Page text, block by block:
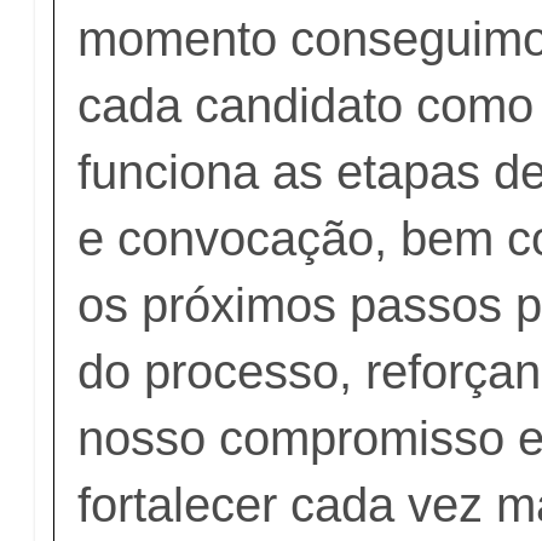
momento
cada candidato
funciona as etapas
e convocação, bem
os próximos passos
do processo,
nosso compromisso
fortalecer cada vez